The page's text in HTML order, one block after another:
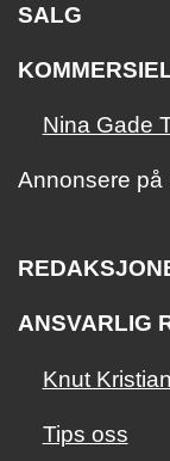
SALG
Nina Gade
Annonsere på
ANSVARLIG
Knut
Tips oss